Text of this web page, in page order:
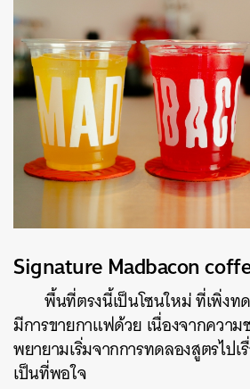
Signature Madbacon
พื้นที่ตรงนี้เป็นโซนใหม่ ที่เพิ่งท
มีการขายกาแฟด้วย เนื่องจากควา
พยายามเริ่มจากการทดลองสูตรไป
เป็นที่พอใจ